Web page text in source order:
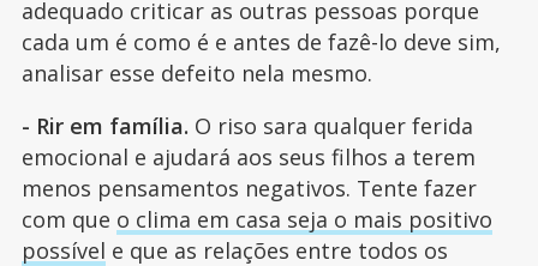
adequado criticar as outras pessoas porque
cada um é como é e antes de fazê-lo deve sim,
analisar esse defeito nela mesmo.
- Rir em família. O riso sara qualquer ferida
emocional e ajudará aos seus filhos a terem
menos pensamentos negativos. Tente fazer
com que o clima em casa seja o mais positivo
possível e que as relações entre todos os